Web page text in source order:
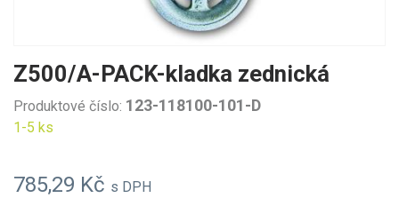
Z500/A-PACK-kladka zednická
Produktové číslo: 123-118100-101-D
1-5 ks
785,29 Kč s DPH